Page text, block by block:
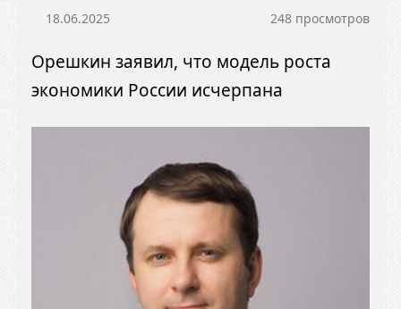
18.06.2025 248 просмотров
Орешкин заявил, что модель роста
экономики России исчерпана